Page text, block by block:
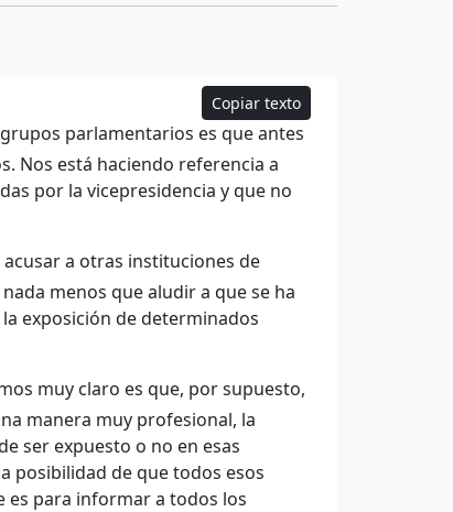
Copiar texto
parlamentarios es que antes
Nos está haciendo referencia a
por la vicepresidencia y que no
a otras instituciones de
menos que aludir a que se ha
exposición de determinados
muy claro es que, por supuesto,
manera muy profesional, la
ser expuesto o no en esas
posibilidad de que todos esos
es para informar a todos los